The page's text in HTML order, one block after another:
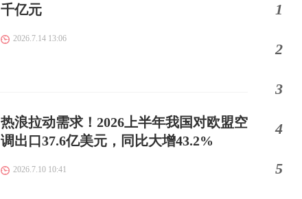
千亿元
2026.7.14 13:06
热浪拉动需求！2026上半年我国对欧盟空
调出口37.6亿美元，同比大增43.2%
2026.7.10 10:41
1
2
3
4
5